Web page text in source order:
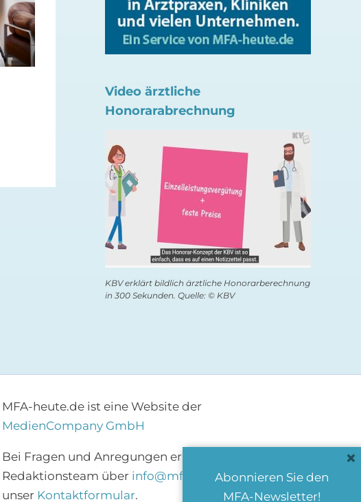
Welche Bedeutung
haben Likes für Gen Z
31. Juli 2026
Video ärztliche
Honorarabrechnung
KBV erklärt bildlich ärztliche Honorarberechnung
in 300 Sekunden. Quelle: © KBV
MFA-heute.de ist eine Website der
MedienCompany GmbH
Bei Fragen und Anregungen erreichen Sie das
Redaktionsteam über info@mfa-heute.debzw.
unser Kontaktformular.
Abonnieren Sie den
MFA-Newsletter!
×